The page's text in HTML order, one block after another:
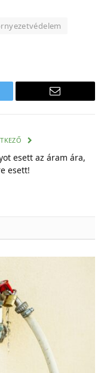
E-
esett az áram ára,
esett!